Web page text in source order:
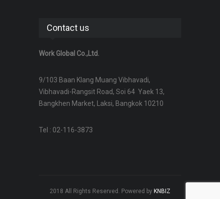
Contact us
Work Global Co.,Ltd.
9/103 Baan Klang Muang Vibhavadi,
Vibhavadi-Rangsit Road, Soi 64 Yaek 13,
Bangkhen Market, Laksi, Bangkok 10210
Tel : 02-116-3873
2018 All Rights Reserved. Powered by KNBIZ